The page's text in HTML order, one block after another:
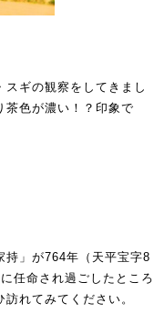
ギの観察をしてきまし
茶色が濃い！？印象で
持」が764年（天平宝字8
任命され過ごしたところ
れてみてください。